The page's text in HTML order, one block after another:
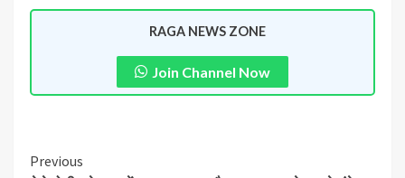
RAGA NEWS ZONE
Join Channel Now
Previous